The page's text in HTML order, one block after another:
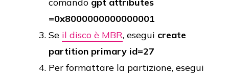
=0x8000000000000001
Se il disco è MBR, esegui create
partition primary id=27
Per formattare la partizione, esegui